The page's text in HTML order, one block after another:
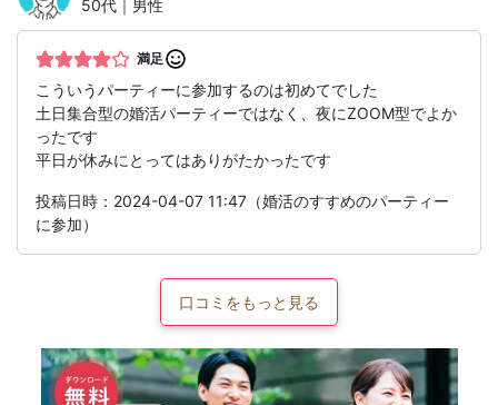
50代｜男性
満足
こういうパーティーに参加するのは初めてでした
土日集合型の婚活パーティーではなく、夜にZOOM型でよか
ったです
平日が休みにとってはありがたかったです
投稿日時：2024-04-07 11:47（婚活のすすめのパーティー
に参加）
口コミをもっと見る